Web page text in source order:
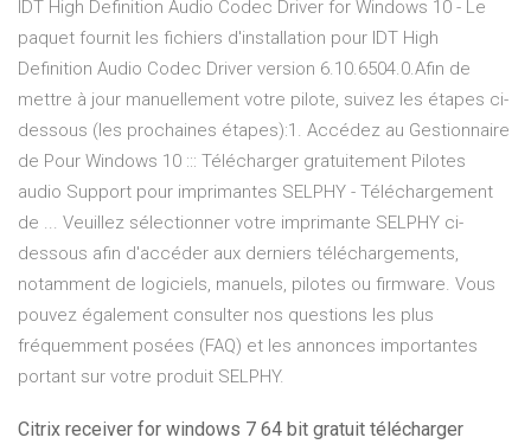
IDT High Definition Audio Codec Driver for Windows 10 - Le
paquet fournit les fichiers d'installation pour IDT High
Definition Audio Codec Driver version 6.10.6504.0.Afin de
mettre à jour manuellement votre pilote, suivez les étapes ci-
dessous (les prochaines étapes):1. Accédez au Gestionnaire
de Pour Windows 10 ::: Télécharger gratuitement Pilotes
audio Support pour imprimantes SELPHY - Téléchargement
de ... Veuillez sélectionner votre imprimante SELPHY ci-
dessous afin d'accéder aux derniers téléchargements,
notamment de logiciels, manuels, pilotes ou firmware. Vous
pouvez également consulter nos questions les plus
fréquemment posées (FAQ) et les annonces importantes
portant sur votre produit SELPHY.
Citrix receiver for windows 7 64 bit gratuit télécharger